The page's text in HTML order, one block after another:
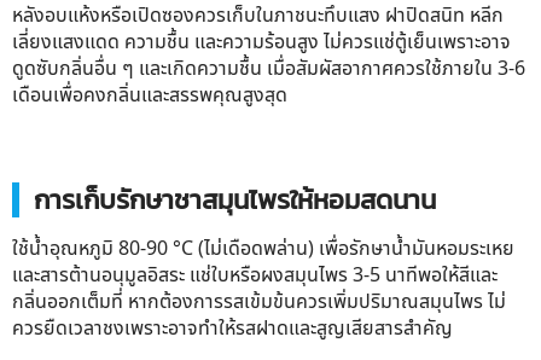
หลังอบแห้งหรือเปิดซองควรเก็บในภาชนะทึบแสง ฝาปิดสนิท หลีก
เลี่ยงแสงแดด ความชื้น และความร้อนสูง ไม่ควรแช่ตู้เย็นเพราะอาจ
ดูดซับกลิ่นอื่น ๆ และเกิดความชื้น เมื่อสัมผัสอากาศควรใช้ภายใน 3-6
เดือนเพื่อคงกลิ่นและสรรพคุณสูงสุด
การเก็บรักษาชาสมุนไพรให้หอมสดนาน
ใช้น้ำอุณหภูมิ 80-90 °C (ไม่เดือดพล่าน) เพื่อรักษาน้ำมันหอมระเหย
และสารต้านอนุมูลอิสระ แช่ใบหรือผงสมุนไพร 3-5 นาทีพอให้สีและ
กลิ่นออกเต็มที่ หากต้องการรสเข้มข้นควรเพิ่มปริมาณสมุนไพร ไม่
ควรยืดเวลาชงเพราะอาจทำให้รสฝาดและสูญเสียสารสำคัญ